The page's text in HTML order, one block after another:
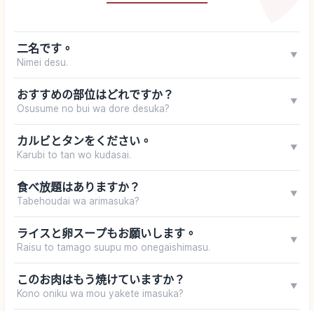
二名です。
Nimei desu.
▼
おすすめの部位はどれですか？
Osusume no bui wa dore desuka?
▼
カルビとタンをください。
Karubi to tan wo kudasai.
▼
食べ放題はありますか？
Tabehoudai wa arimasuka?
▼
ライスと卵スープもお願いします。
Raisu to tamago suupu mo onegaishimasu.
▼
このお肉はもう焼けていますか？
Kono oniku wa mou yakete imasuka?
▼